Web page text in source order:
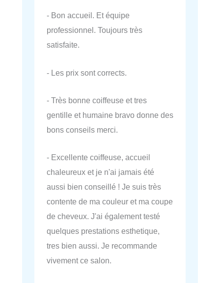
- Bon accueil. Et équipe
professionnel. Toujours très
satisfaite.
- Les prix sont corrects.
- Très bonne coiffeuse et tres
gentille et humaine bravo donne des
bons conseils merci.
- Excellente coiffeuse, accueil
chaleureux et je n'ai jamais été
aussi bien conseillé ! Je suis très
contente de ma couleur et ma coupe
de cheveux. J'ai également testé
quelques prestations esthetique,
tres bien aussi. Je recommande
vivement ce salon.